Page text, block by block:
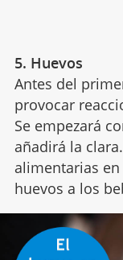
5. Huevos
Antes del
provocar
Se empezará
añadirá la
alimentarias
huevos a los